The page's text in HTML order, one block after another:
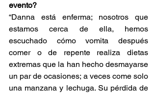
evento?
“Danna está enferma; nosotros que
estamos cerca de ella, hemos
escuchado cómo vomita después
comer o de repente realiza dietas
extremas que la han hecho desmayarse
un par de ocasiones; a veces come solo
una manzana y lechuga. Su pérdida de